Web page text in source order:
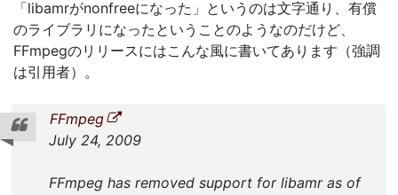
なるほどそうだったのか。
つまり不用意にFFmpegをバージョンアップした俺が悪い
「libamrがnonfreeになった」というのは文字通り、有償